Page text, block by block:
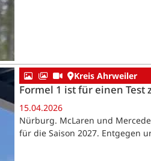
Kreis Ahrweiler
Formel 1 ist für einen
15.04.2026
Nürburg. McLaren und
für die Saison 2027. Entgegen